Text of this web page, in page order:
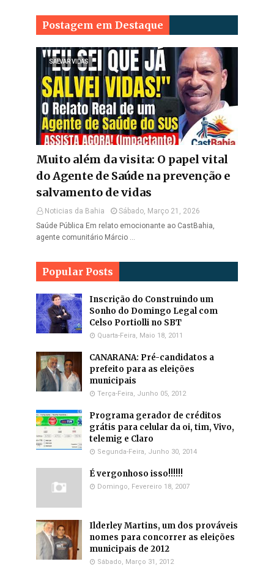
Postagem em Destaque
SALVAR VIDAS
Muito além da visita: O papel vital
do Agente de Saúde na prevenção e
salvamento de vidas
Noticias da Bahia
Sábado, Março 21, 2026
Saúde Pública Em relato emocionante ao CastBahia,
agente comunitário Márcio …
Popular Posts
Inscrição do Construindo um
Sonho do Domingo Legal com
Celso Portiolli no SBT
Quarta-Feira, Maio 18, 2011
CANARANA: Pré-candidatos a
prefeito para as eleições
municipais
Terça-Feira, Junho 05, 2012
Programa gerador de créditos
grátis para celular da oi, tim, Vivo,
telemig e Claro
Segunda-Feira, Junho 30, 2014
É vergonhoso isso!!!!!!
Domingo, Fevereiro 18, 2007
Ilderley Martins, um dos prováveis
nomes para concorrer as eleições
municipais de 2012
Sábado, Março 31, 2012